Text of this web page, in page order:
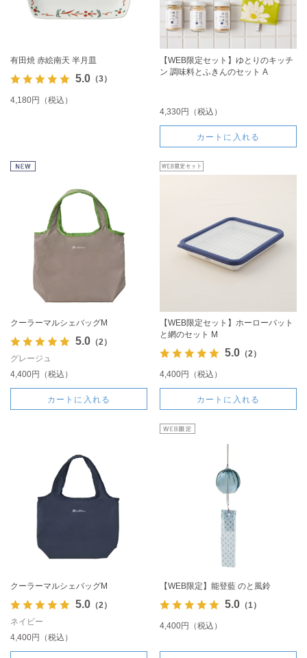
有田焼 赤絵南天 半月皿
5.0（3）
4,180円（税込）
【WEB限定セット】ゆとりのキッチ
ン 調味料とふきんのセット A
4,330円（税込）
カートに入れる
クーラーマルシェバッグM
5.0（2）
グレージュ
4,400円（税込）
カートに入れる
【WEB限定セット】ホーローバット
と網のセット M
5.0（2）
4,400円（税込）
カートに入れる
クーラーマルシェバッグM
5.0（2）
ネイビー
4,400円（税込）
【WEB限定】能登藍 のと風鈴
5.0（1）
4,400円（税込）